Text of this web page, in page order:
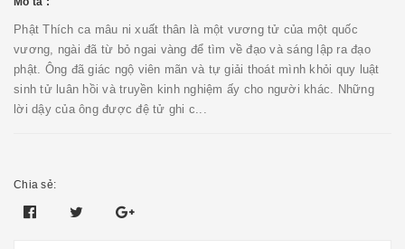
Phật Thích ca mâu ni xuất thân là một vương tử của một quốc
vương, ngài đã từ bỏ ngai vàng để tìm về đạo và sáng lập ra đạo
phật. Ông đã giác ngộ viên mãn và tự giải thoát mình khỏi quy luật
sinh tử luân hồi và truyền kinh nghiệm ấy cho người khác. Những
lời dậy của ông được đệ tử ghi c...
Chia sẻ: